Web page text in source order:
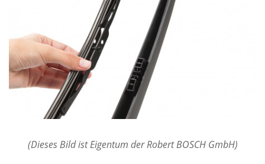
(Dieses Bild ist Eigentum der Robert BOSCH GmbH)